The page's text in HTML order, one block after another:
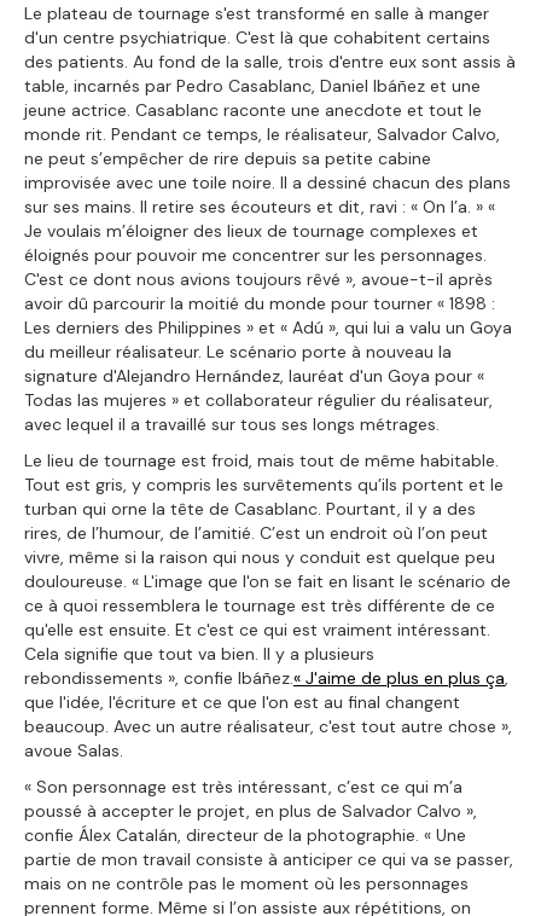
Le plateau de tournage s'est transformé en salle à manger
d'un centre psychiatrique. C'est là que cohabitent certains
des patients. Au fond de la salle, trois d'entre eux sont assis à
table, incarnés par Pedro Casablanc, Daniel Ibáñez et une
jeune actrice. Casablanc raconte une anecdote et tout le
monde rit. Pendant ce temps, le réalisateur, Salvador Calvo,
ne peut s’empêcher de rire depuis sa petite cabine
improvisée avec une toile noire. Il a dessiné chacun des plans
sur ses mains. Il retire ses écouteurs et dit, ravi : « On l’a. » «
Je voulais m’éloigner des lieux de tournage complexes et
éloignés pour pouvoir me concentrer sur les personnages.
C'est ce dont nous avions toujours rêvé », avoue-t-il après
avoir dû parcourir la moitié du monde pour tourner « 1898 :
Les derniers des Philippines » et « Adú », qui lui a valu un Goya
du meilleur réalisateur. Le scénario porte à nouveau la
signature d'Alejandro Hernández, lauréat d'un Goya pour «
Todas las mujeres » et collaborateur régulier du réalisateur,
avec lequel il a travaillé sur tous ses longs métrages.
Le lieu de tournage est froid, mais tout de même habitable.
Tout est gris, y compris les survêtements qu’ils portent et le
turban qui orne la tête de Casablanc. Pourtant, il y a des
rires, de l’humour, de l’amitié. C’est un endroit où l’on peut
vivre, même si la raison qui nous y conduit est quelque peu
douloureuse. « L'image que l'on se fait en lisant le scénario de
ce à quoi ressemblera le tournage est très différente de ce
qu'elle est ensuite. Et c'est ce qui est vraiment intéressant.
Cela signifie que tout va bien. Il y a plusieurs
rebondissements », confie Ibáñez.« J'aime de plus en plus ça,
que l'idée, l'écriture et ce que l'on est au final changent
beaucoup. Avec un autre réalisateur, c'est tout autre chose »,
avoue Salas.
« Son personnage est très intéressant, c’est ce qui m’a
poussé à accepter le projet, en plus de Salvador Calvo »,
confie Álex Catalán, directeur de la photographie. « Une
partie de mon travail consiste à anticiper ce qui va se passer,
mais on ne contrôle pas le moment où les personnages
prennent forme. Même si l’on assiste aux répétitions, on